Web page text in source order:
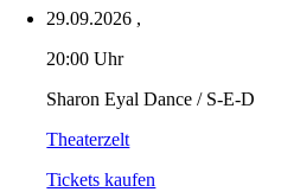
29.09.2026 ,
20:00 Uhr
Sharon Eyal Dance / S-E-D
Theaterzelt
Tickets kaufen